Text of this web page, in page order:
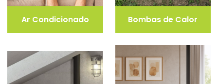
Ar Condicionado Bombas de Calor